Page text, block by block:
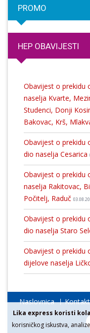
Lika express koristi
korisničkog iskustva,
PROMO
HEP OBAVIJESTI
Obavijest o prekidu
naselja Kvarte,
Studenci, Donji
Bakovac, Krš,
Obavijest o prekidu
dio naselja Cesarica
Obavijest o prekidu
naselja Rakitovac,
Počitelj, Raduč
Obavijest o prekidu
dio naselja Staro
Obavijest o prekidu
dijelove naselja
Naslovnica Kontakt